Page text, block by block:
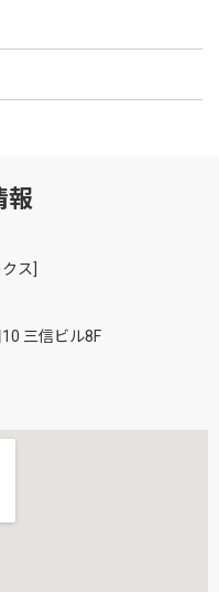
報
ス]
三信ビル8F